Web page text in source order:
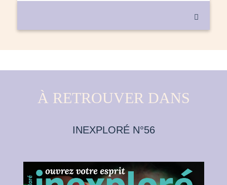

À RETROUVER DANS
INEXPLORÉ N°56